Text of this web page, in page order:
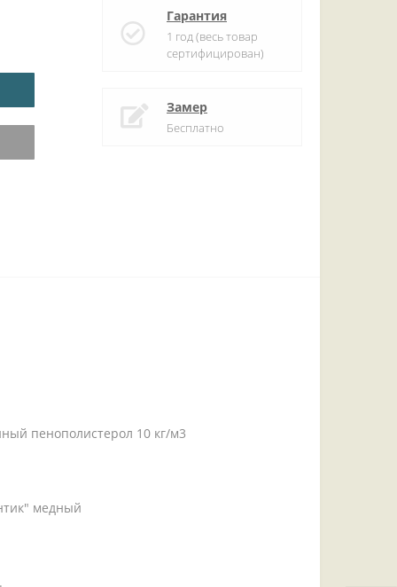
Гарантия
1 год (весь товар
сертифицирован)
Замер
Бесплатно
пенополистерол 10 кг/м3
медный